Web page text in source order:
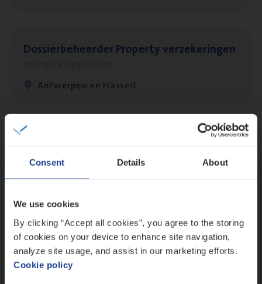
Consent Details About
We use cookies
By clicking “Accept all cookies”, you agree to the storing
of cookies on your device to enhance site navigation,
analyze site usage, and assist in our marketing efforts.
Cookie policy
Dos­sier­be­heer­der Pro­per­ty verzekeringen
Antwerpen en Hasselt
Dos­sier­be­heer­der Onder­ne­min­gen Van­b­
re­da Huys­mans — Mechelen
(Agi­le)ITPro­ject Manager
IT, Change & Innovation